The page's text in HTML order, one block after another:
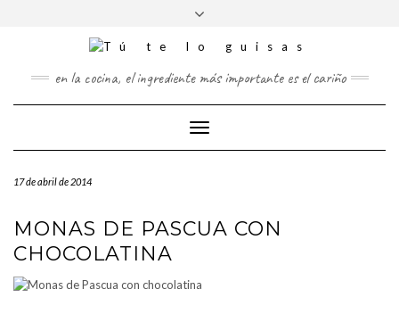
TWITTERPINTEREST
cabecera
en la cocina, el ingrediente más importante es el cariño
Cambiar
modo
17 de abril de 2014
MONAS DE PASCUA CON
CHOCOLATINA